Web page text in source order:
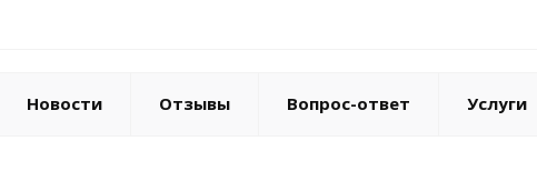
Новости Отзывы Вопрос-ответ Услуги